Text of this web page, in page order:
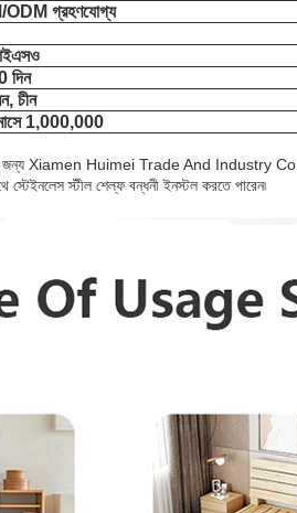
গ্রহণযোগ্য
দিন
চীন
1,000,000
জন্য Xiamen Huimei Trade And Industry Co.
স্টেইনলেস স্টীল শেল্ফ বন্ধনী ইনস্টল করতে পারেন৷